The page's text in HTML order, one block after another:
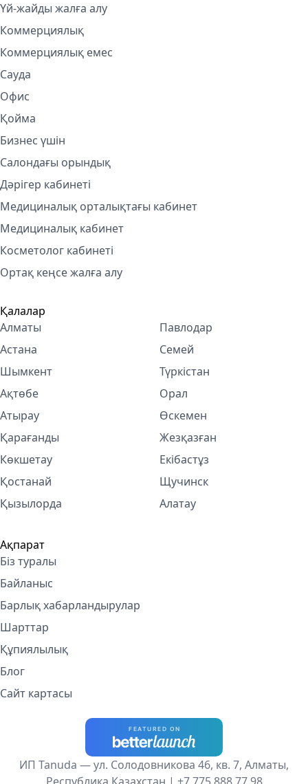
Үй-жайды жалға алу
Коммерциялық
Коммерциялық емес
Сауда
Офис
Қойма
Бизнес үшін
Салондағы орындық
Дәрігер кабинеті
Медициналық орталықтағы кабинет
Медициналық кабинет
Косметолог кабинетi
Ортақ кеңсе жалға алу
Қалалар
Алматы
Астана
Шымкент
Ақтөбе
Атырау
Қарағанды
Көкшетау
Қостанай
Қызылорда
Павлодар
Семей
Түркістан
Орал
Өскемен
Жезқазған
Екібастұз
Щучинск
Алатау
Ақпарат
Біз туралы
Байланыс
Барлық хабарландырулар
Шарттар
Құпиялылық
Блог
Сайт картасы
ИП Tanuda — ул. Солодовникова 46, кв. 7, Алматы,